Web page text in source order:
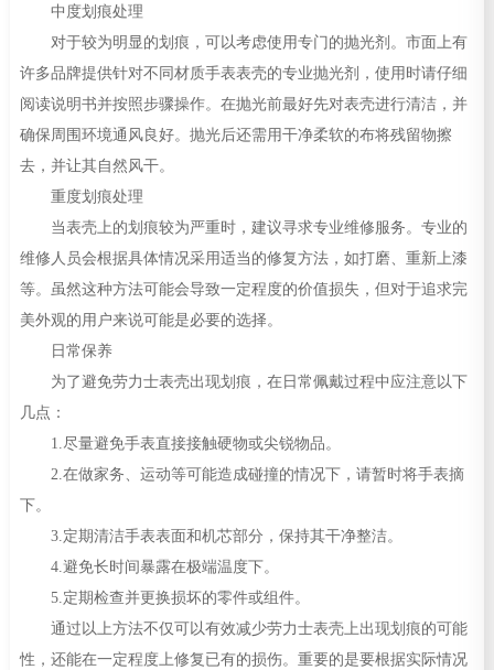
中度划痕处理
对于较为明显的划痕，可以考虑使用专门的抛光剂。市面上有
许多品牌提供针对不同材质手表表壳的专业抛光剂，使用时请仔细
阅读说明书并按照步骤操作。在抛光前最好先对表壳进行清洁，并
确保周围环境通风良好。抛光后还需用干净柔软的布将残留物擦
去，并让其自然风干。
重度划痕处理
当表壳上的划痕较为严重时，建议寻求专业维修服务。专业的
维修人员会根据具体情况采用适当的修复方法，如打磨、重新上漆
等。虽然这种方法可能会导致一定程度的价值损失，但对于追求完
美外观的用户来说可能是必要的选择。
日常保养
为了避免劳力士表壳出现划痕，在日常佩戴过程中应注意以下
几点：
1.尽量避免手表直接接触硬物或尖锐物品。
2.在做家务、运动等可能造成碰撞的情况下，请暂时将手表摘
下。
3.定期清洁手表表面和机芯部分，保持其干净整洁。
4.避免长时间暴露在极端温度下。
5.定期检查并更换损坏的零件或组件。
通过以上方法不仅可以有效减少劳力士表壳上出现划痕的可能
性，还能在一定程度上修复已有的损伤。重要的是要根据实际情况